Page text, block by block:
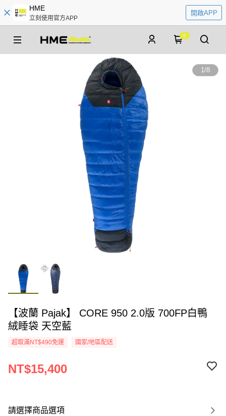
HME
立刻使用官方APP
開啟APP
0
1/8
【波蘭 Pajak】 CORE 950 2.0版 700FP白鴨
絨睡袋 天空藍
超取滿NT$490免運 國家/地區配送
NT$15,400
請選擇商品選項